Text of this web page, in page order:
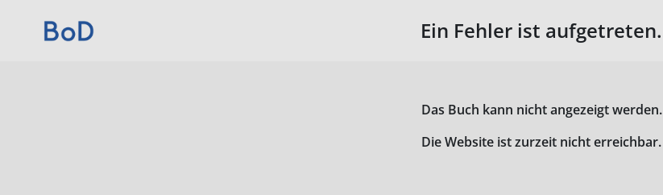
Ein Fehler ist aufgetreten.
Das Buch kann nicht angezeigt werden.
Die Website ist zurzeit nicht erreichbar.